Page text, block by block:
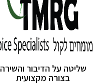
שליטה על הדיבור והשירה
בצורה מקצועית